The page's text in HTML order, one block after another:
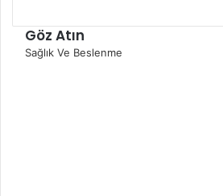
Göz Atın
K
Sağlık Ve Beslenme